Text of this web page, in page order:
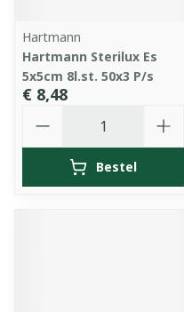
Hartmann
Hartmann Sterilux Es
5x5cm 8l.st. 50x3 P/s
€ 8,48
Bestel